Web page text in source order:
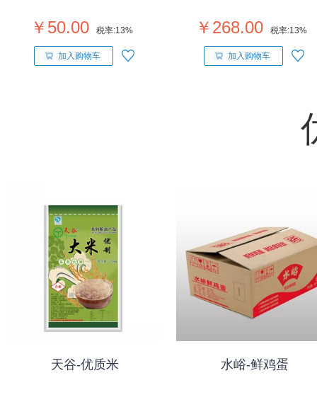
￥50.00 税率:13%
加入购物车
￥268.00 税率:13%
加入购物车
天谷-优质米 水峪-鲜鸡蛋